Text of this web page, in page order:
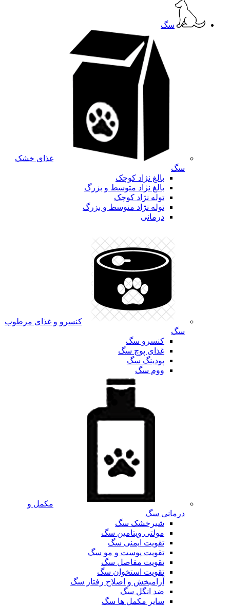
سگ
غذای خشک
سگ
بالغ نژاد کوچک
بالغ نژاد متوسط و بزرگ
توله نژاد کوچک
توله نژاد متوسط و بزرگ
درمانی
کنسرو و غذای مرطوب
سگ
کنسرو سگ
غذای پوچ سگ
پودینگ سگ
ووم سگ
مکمل و
درمانی سگ
شیرخشک سگ
مولتی ویتامین سگ
تقویت ایمنی سگ
تقویت پوست و مو سگ
تقویت مفاصل سگ
تقویت استخوان سگ
آرامبخش و اصلاح رفتار سگ
ضد انگل سگ
سایر مکمل ها سگ